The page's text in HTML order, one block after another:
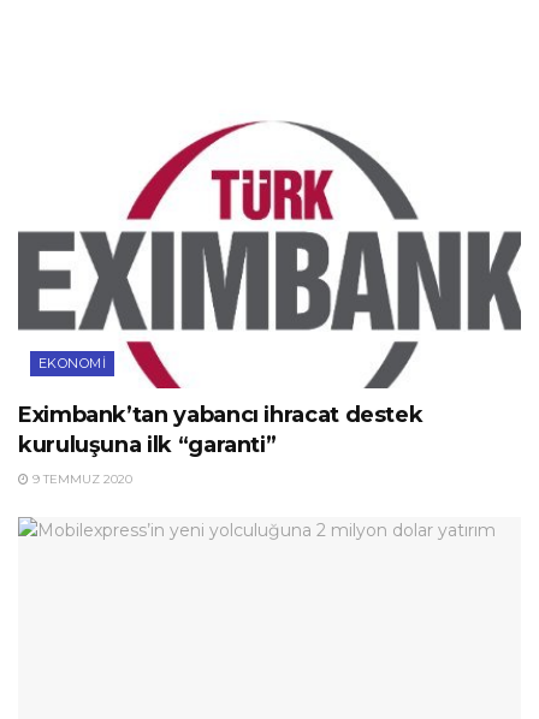
EKONOMI
Eximbank’tan yabancı ihracat destek
kuruluşuna ilk “garanti”
9 TEMMUZ 2020